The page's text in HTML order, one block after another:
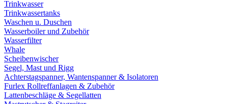
Trinkwasser
Trinkwassertanks
Waschen u. Duschen
Wasserboiler und Zubehör
Wasserfilter
Whale
Scheibenwischer
Segel, Mast und Rigg
Achterstagspanner, Wantenspanner & Isolatoren
Furlex Rollreffanlagen & Zubehör
Lattenbeschläge & Segellatten